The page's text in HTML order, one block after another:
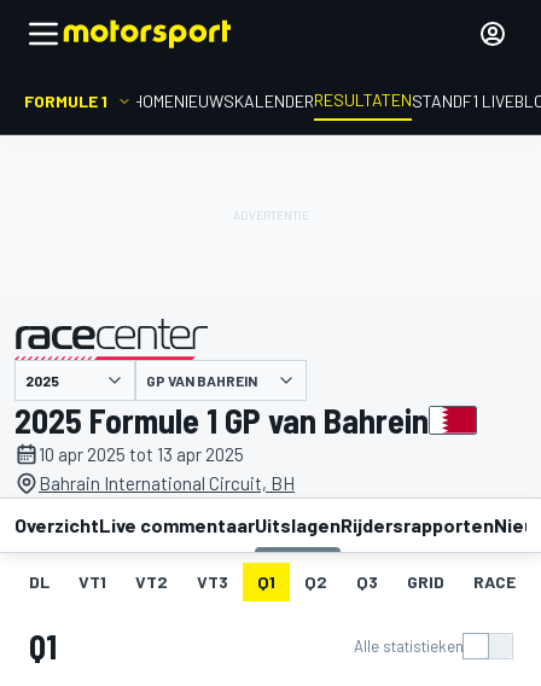
FORMULE 1 HOMENIEUWSKALENDERRESULTATENSTANDF1
gepresenteerd door GP VAN BAHREIN
2025 Formule 1 GP van Bahrein
10 apr 2025 tot 13 apr 2025
Bahrain International Circuit, BH
OverzichtLive commentaarUitslagenRijdersrapporten
DL VT1 VT2 VT3 Q1 Q2 Q3 GRID RACE
Q1 Alle statistieken